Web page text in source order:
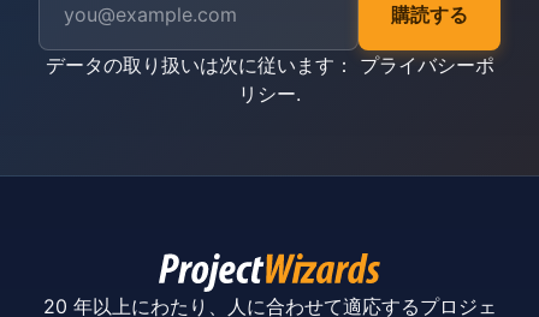
購読する
データの取り扱いは次に従います： プライバシーポ
リシー.
20 年以上にわたり、人に合わせて適応するプロジェ